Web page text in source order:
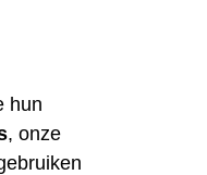
hun
, onze